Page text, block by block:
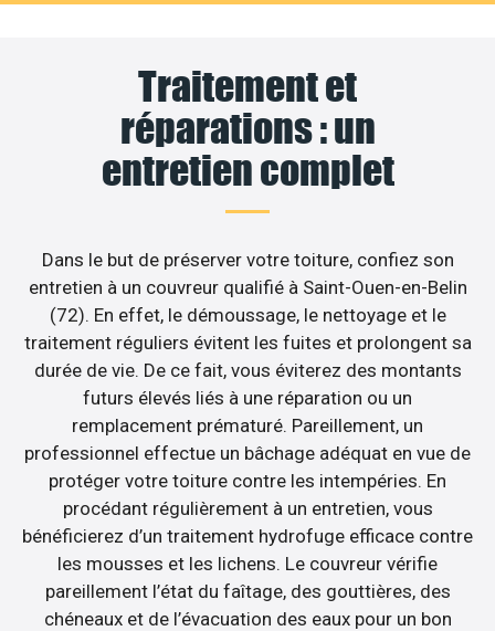
Traitement et
réparations : un
entretien complet
Dans le but de préserver votre toiture, confiez son
entretien à un couvreur qualifié à Saint-Ouen-en-Belin
(72). En effet, le démoussage, le nettoyage et le
traitement réguliers évitent les fuites et prolongent sa
durée de vie. De ce fait, vous éviterez des montants
futurs élevés liés à une réparation ou un
remplacement prématuré. Pareillement, un
professionnel effectue un bâchage adéquat en vue de
protéger votre toiture contre les intempéries. En
procédant régulièrement à un entretien, vous
bénéficierez d’un traitement hydrofuge efficace contre
les mousses et les lichens. Le couvreur vérifie
pareillement l’état du faîtage, des gouttières, des
chéneaux et de l’évacuation des eaux pour un bon